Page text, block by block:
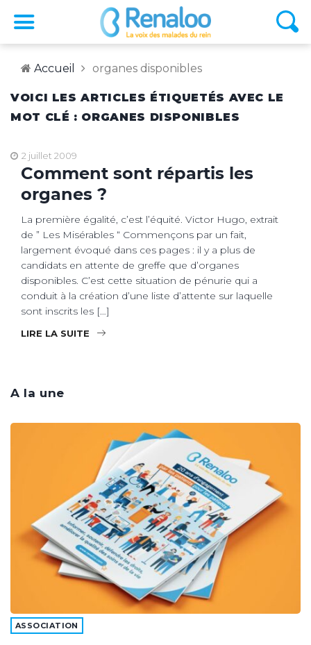
Accueil organes disponibles
VOICI LES ARTICLES ÉTIQUETÉS AVEC LE
MOT CLÉ : ORGANES DISPONIBLES
2 juillet 2009
Comment sont répartis les
organes ?
La première égalité, c’est l’équité. Victor Hugo, extrait
de ” Les Misérables “ Commençons par un fait,
largement évoqué dans ces pages : il y a plus de
candidats en attente de greffe que d’organes
disponibles. C’est cette situation de pénurie qui a
conduit à la création d’une liste d’attente sur laquelle
sont inscrits les […]
LIRE LA SUITE
A la une
ASSOCIATION